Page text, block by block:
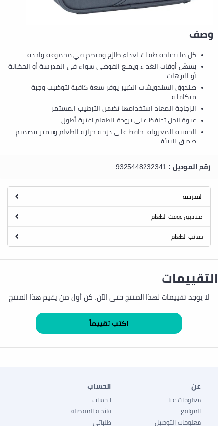
وصف
كل ما يحتاجه طفلك لغداء طازج ومنظم في مجموعة واحدة
يسهّل أوقات الغداء ويمنع الفوضى سواء في المدرسة أو الحضانة
أو النزهات
صندوق السندويشات الكبير يوفر سعة كافية لتوضيب وجبة
متكاملة
الزجاجة المعاد استخدامها تضمن الترطيب المستمر
عبوة الجل تحافظ على برودة الطعام لفترة أطول
الحقيبة المعزولة تحافظ على درجة حرارة الطعام وتتميز بتصميم
صديق للبيئة
رقم الموديل : 9325448232341
المدرسة
صناديق ووقت الطعام
حقائب الطعام
التقييمات
لا يوجد تقييمات لهذا المنتج حتى الآن. كن أول من يقيم هذا المنتج
عن
معلومات عنا
المواقع
معلومات التوصيل
الحساب
الحساب
قائمة المفضلة
طلباتي